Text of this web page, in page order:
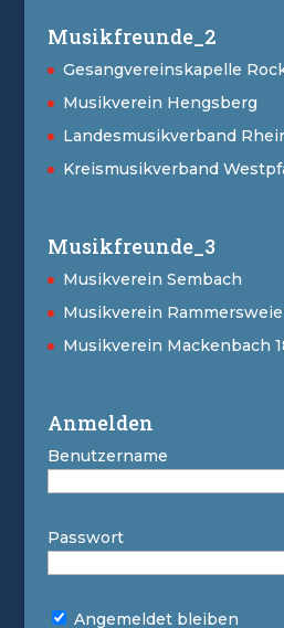
Musikfreunde_2
Gesangvereinskapelle
Musikverein Hengsberg
Landesmusikverband
Kreismusikverband
Musikfreunde_3
Musikverein Sembach
Musikverein
Musikverein Mackenbach
Anmelden
Benutzername
Passwort
Angemeldet bleiben